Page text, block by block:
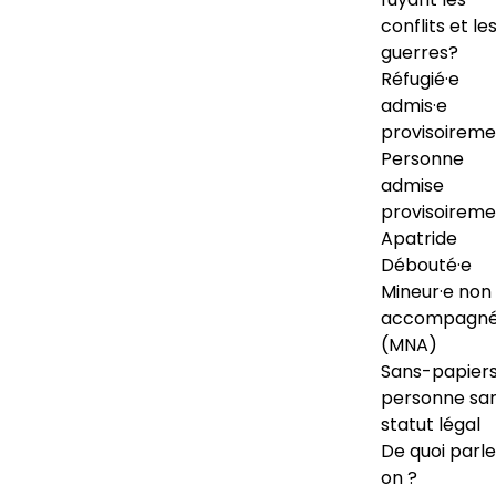
conflits et les
guerres?
Réfugié·e
admis·e
Personne
admise
Apatride
Débouté·e
Mineur·e non
(MNA)
Sans-
personne
statut légal
De quoi
on ?